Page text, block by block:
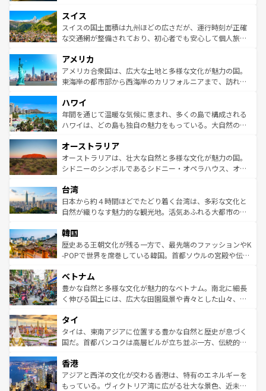
れる地方に足を運ぶとそれぞれで全く異なる文化を体験で
きるだろう。 なお、新着のフランス情報はコンテンツ一覧
を参照してほしい。
は、お酒好きな人にはぜひ体験してほしい。 なお、新着の
ドイツ情報はコンテンツ一覧を参照してほしい。
リアごとに異なる魅力がある。また、優雅なアフタヌーン
ティー、ビール好きにはたまらない英国パブ、サッカー観
戦など、本場だからこそできる体験も豊富。イギリスを旅
ンツ一覧を参照してほしい。
スイス
スイスの国土面積は九州ほどの広さだが、運行時刻が正確
な交通網が整備されており、初心者でも安心して個人旅行
の建物がそのまま残る町や、スイスならではのユニークな
博物館もあり、アルプス観光だけでなく町歩きも満喫する
ことができる。国民の所得が高いため物価も高いが、旅行
ば市内交通費無料で観光を楽しむこともできる。 なお、新
着のスイス情報はコンテンツ一覧 を参照してほしい。
アメリカ
アメリカ合衆国は、広大な土地と多様な文化が魅力の国。
東海岸の都市部から西海岸のカリフォルニアまで、訪れる
のような巨大都市は、観光、ショッピング、エンターテイ
ンメントが詰まった刺激的なスポットだ。一方、アメリカ
西部には大自然が広がり、グランドキャニオンやイエロー
部のニューオーリンズでは、音楽と美食が融合した独特の
文化が魅力。旅行者はアメリカの各地域で異なる魅力を楽
しみながら、その多様性と豊かな歴史を感じることができ
ならではの贅沢な旅のスタイルだ。 なお、新着のアメリカ
情報はコンテンツ一覧を参照してほしい。
ハワイ
年間を通じて温暖な気候に恵まれ、多くの島で構成される
ハワイは、どの島も独自の魅力をもっている。大自然の神
ワイ島は見逃せない。また、定番の観光地といえばオアフ
島だが、静かな自然を求めるならマウイ島やカウアイ島が
おすすめ。エメラルドグリーンに輝く海をはじめ、豊かな
れるおもてなしの心で訪れる人々を迎えてくれるハワイの
人々、おいしいローカルフードやハワイアンミュージッ
ク、伝統的なフラダンスなど、すべてがハワイの魅力を彩
ワイを、存分に味わってほしい。 なお、新着のハワイ情報
はコンテンツ一覧を参照してほしい。
オーストラリア
オーストラリアは、壮大な自然と多様な文化が魅力の国。
シドニーのシンボルであるシドニー・オペラハウス、オー
リアリーフや大陸中央部にそびえるウルル（エアーズロッ
ク）、タスマニアの美しい原生林やケアンズの熱帯雨林な
ど、見どころがたくさん。また、カフェやワイン、オージ
いる。アクティビティも充実しており、サーフィンやダイ
ビング、ハイキングなど、アウトドア好きにはたまらな
い。オーストラリアの多彩な魅力を存分に味わいつくそ
参照してほしい。
台湾
日本から約４時間ほどでたどり着く台湾は、多彩な文化と
自然が織りなす魅力的な観光地。活気あふれる大都市の台
ン）、静ひつな山岳地帯である台湾東部など、都市の喧騒
と山間の静けさが共存しており、訪れる人に新しい発見と
驚きをもたらしてくれる。また、奥深い台湾の食文化も魅
容にもいいと評判のスイーツなど、バラエティ豊かな料理
が味わえる。 なお、新着の台湾情報は コンテンツ一覧を参
照してほしい。
韓国
歴史ある王朝文化が残る一方で、最先端のファッションやK
-POPで世界を席巻している韓国。首都ソウルの宮殿や伝統
き、地方に足を延ばせば四季折々の自然美を楽しむことが
できる。そして、キムチや焼肉、絶品のストリートフード
まで、さまざまな韓国料理が待っている。夜には、韓国な
リティに包まれながら、韓国の多彩な魅力を心ゆくまで味
わってみてほしい。 なお、新着の韓国情報はコンテンツ一
覧を参照してほしい。
ベトナム
豊かな自然と多様な文化が魅力的なベトナム。南北に細長
く伸びる国土には、広大な田園風景や青々とした山々、世
急速な発展と共に伝統が息づく。ハノイの古い町並みやホ
ーチミン市のフランス統治時代の建物も、独特の雰囲気を
醸し出している。また、バラエティの豊かさとおいしさで
とつ。フォーやバインミー、ベトナムコーヒーなどは、ぜ
ひ現地で味わいたい。どの地域を訪れてもあたたかい人々
が旅行者を迎えてくれるので、きっと忘れられない旅にな
タイ
タイは、東南アジアに位置する豊かな自然と歴史が息づく
国だ。首都バンコクは高層ビルが立ち並ぶ一方、伝統的な
の活気が交差している。北部ではチェンマイなどの山岳地
帯で自然と触れ合い、南部ではプーケットやクラビの美し
いビーチでリゾート気分を楽しむことができる。タイ料理
香港
アジアと西洋の文化が交わる香港は、特有のエネルギーを
もっている。ヴィクトリア湾に広がる壮大な景色、近未来